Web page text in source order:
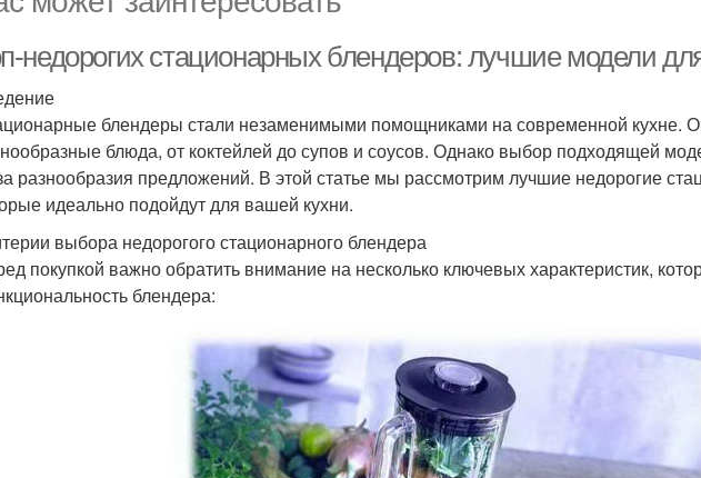
недорогих стационарных блендеров: лучшие модели
блендеры стали незаменимыми помощниками на современной кухне.
блюда, от коктейлей до супов и соусов. Однако выбор подходящей
разнообразия предложений. В этой статье мы рассмотрим лучшие недорогие
идеально подойдут для вашей кухни.
выбора недорогого стационарного блендера
покупкой важно обратить внимание на несколько ключевых характеристик,
блендера: